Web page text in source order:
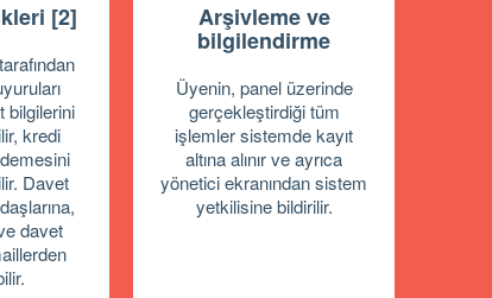
[2]
bilgilerini
kredi
Davet
davet
Arşivleme ve
bilgilendirme
Üyenin, panel üzerinde
gerçekleştirdiği tüm
işlemler sistemde kayıt
altına alınır ve ayrıca
yönetici ekranından sistem
yetkilisine bildirilir.